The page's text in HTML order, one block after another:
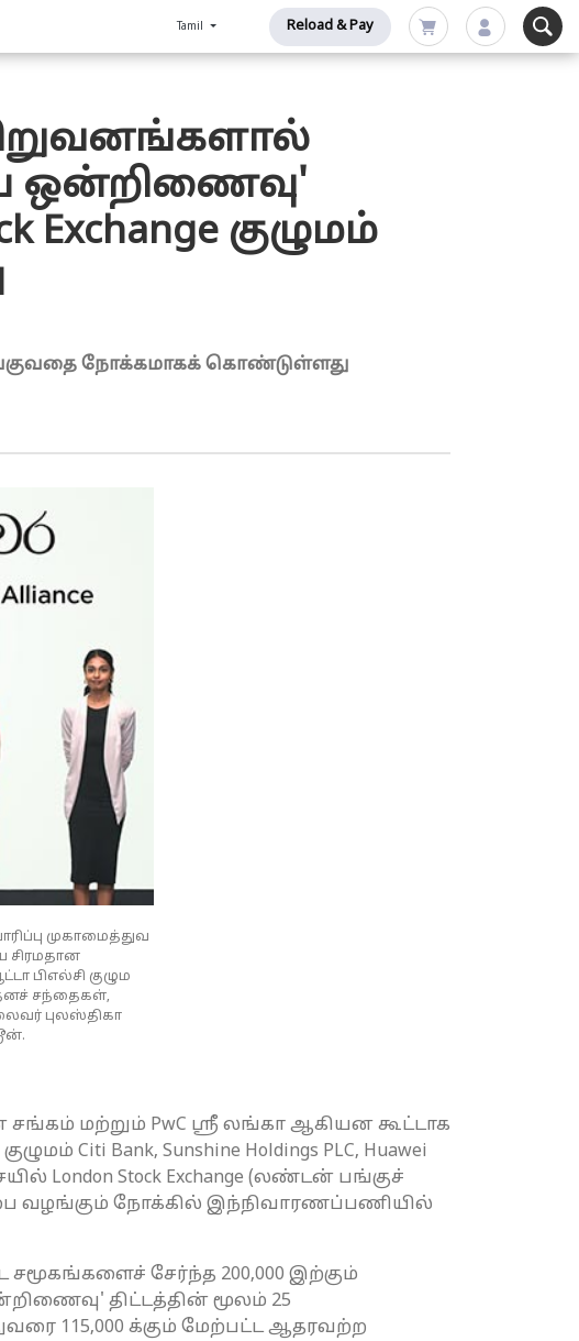
Tamil Reload & Pay
ஒன்றிணைவு'
குழுமம்
நோக்கமாகக் கொண்டுள்ளது
முகாமைத்துவ
சிரமதான
பிஎல்சி குழும
சந்தைகள்,
புலஸ்திகா
சங்கம் மற்றும் PwC ஸ்ரீ லங்கா ஆகியன கூட்டாக
Bank, Sunshine Holdings PLC, Huawei
London Stock Exchange (லண்டன் பங்குச்
வழங்கும் நோக்கில் இந்நிவாரணப்பணியில்
சேர்ந்த 200,000 இற்கும்
திட்டத்தின் மூலம் 25
115,000 க்கும் மேற்பட்ட ஆதரவற்ற